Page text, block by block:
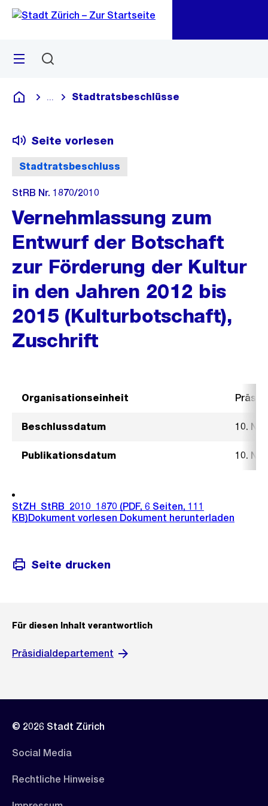
Navigation
Sprunglink
Menü
Deutsch
Blende alle Breadcrumbs ein
Stadtratsbeschlüsse
Stadtratsbeschluss
Seite vorlesen
StRB Nr. 1870/2010
Vernehmlassung zum
Entwurf der Botschaft
zur Förderung der Kultur
in den Jahren 2012 bis
2015 (Kulturbotschaft),
Zuschrift
Organisationseinheit
Beschlussdatum 10.
Publikationsdatum 10.
StZH_StRB_2010_1870 (PDF, 6 Seiten, 111
KB)Dokument vorlesen Dokument herunterladen
Seite drucken
Für diesen Inhalt verantwortlich
Präsidialdepartement
© 2026 Stadt Zürich
Social Media
Rechtliche Hinweise